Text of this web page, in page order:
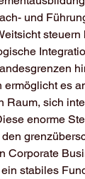
und
steuern
es
sich
enorme
Corporate
stabiles